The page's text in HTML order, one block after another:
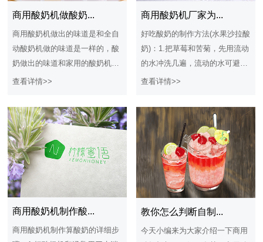
商用酸奶机做酸奶...
商用酸奶机做出的味道是和全自
动酸奶机做的味道是一样的，酸
奶做出的味道和家用的酸奶机做
出的味道是一样的，这就解决了
知道酸奶怎么做才好吃，其实做
酸奶的方式是大同小异的，只是
制作的材质不一样而已，酸奶在
制作的过程中可以根据自己的喜
好和口味添加不同的辅料在酸奶
里面，多数的人是在酸奶中添加
些果肉提高酸奶的维生素营养。
商用酸奶机怎么做酸奶，商
用酸奶机是一款制作酸奶的机器
设备，商用酸奶机算是一款乳酸
查看详情>>
商用酸奶机厂家为...
好吃酸奶的制作方法(水果沙拉酸
奶)：1.把草莓和苦菊，先用流动
的水冲洗几遍，流动的水可避免
残留的农药渗入草莓和苦菊内.2.
放入少许盐，用淡盐水浸泡5分
钟，可杀灭苦菊和草莓表面残留
的有害微生物.3.苹果去皮洗净，
切丁，用淡盐水浸泡，可防止表
面氧化变色.4.猕猴桃﹑橙子和梨
分别去皮，切丁.5.用淡盐水浸泡
完的苦菊和草莓，捞出用清水再
冲洗一遍，草莓去掉叶子，切块
备用.6.苦菊铺盘底，所有水果丁
摆上面，再倒入适量酸奶，即可
查看详情>>
商用酸奶机制作酸...
商用酸奶机制作算酸奶的详细步
教你怎么判断自制...
今天小编来为大家介绍一下商用